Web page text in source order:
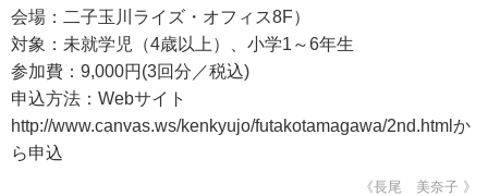
会場：二子玉川ライズ・オフィス8F）
対象：未就学児（4歳以上）、小学1～6年生
参加費：9,000円(3回分／税込)
申込方法：Webサイト
http://www.canvas.ws/kenkyujo/futakotamagawa/2nd.htmlか
ら申込
《長尾 美奈子 》